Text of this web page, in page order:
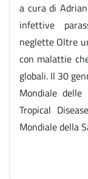
a cura di
infettive
neglette Oltre
con malattie
globali. Il 30
Mondiale delle
Tropical
Mondiale della